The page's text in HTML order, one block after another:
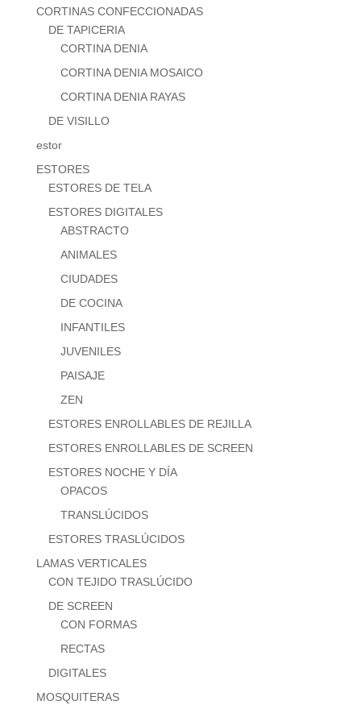
CORTINAS CONFECCIONADAS
DE TAPICERIA
CORTINA DENIA
CORTINA DENIA MOSAICO
CORTINA DENIA RAYAS
DE VISILLO
estor
ESTORES
ESTORES DE TELA
ESTORES DIGITALES
ABSTRACTO
ANIMALES
CIUDADES
DE COCINA
INFANTILES
JUVENILES
PAISAJE
ZEN
ESTORES ENROLLABLES DE REJILLA
ESTORES ENROLLABLES DE SCREEN
ESTORES NOCHE Y DÍA
OPACOS
TRANSLÚCIDOS
ESTORES TRASLÚCIDOS
LAMAS VERTICALES
CON TEJIDO TRASLÚCIDO
DE SCREEN
CON FORMAS
RECTAS
DIGITALES
MOSQUITERAS